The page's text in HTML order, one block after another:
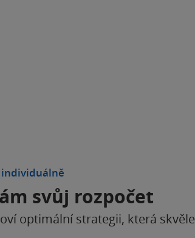
individuálně
svůj rozpočet
optimální strategii, která skvěle